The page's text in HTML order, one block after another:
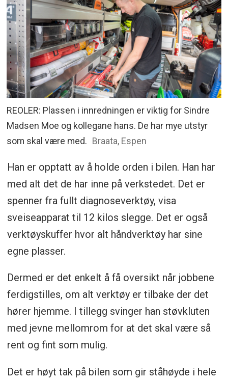
REOLER: Plassen i innredningen er viktig for Sindre
Madsen Moe og kollegane hans. De har mye utstyr
som skal være med. Braata, Espen
Han er opptatt av å holde orden i bilen. Han har
med alt det de har inne på verkstedet. Det er
spenner fra fullt diagnoseverktøy, visa
sveiseapparat til 12 kilos slegge. Det er også
verktøyskuffer hvor alt håndverktøy har sine
egne plasser.
Dermed er det enkelt å få oversikt når jobbene
ferdigstilles, om alt verktøy er tilbake der det
hører hjemme. I tillegg svinger han støvkluten
med jevne mellomrom for at det skal være så
rent og fint som mulig.
Det er høyt tak på bilen som gir ståhøyde i hele